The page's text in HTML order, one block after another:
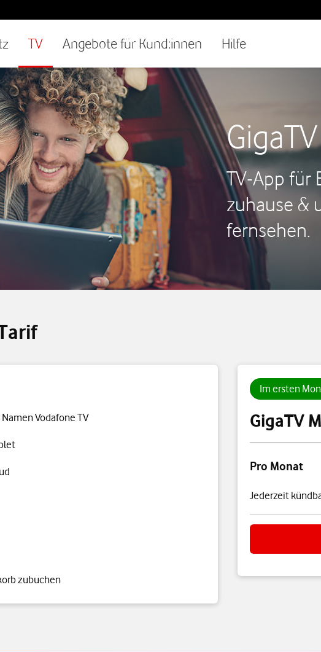
TV Angebote für Kund:innen Hilfe
TV-App für
zuhause &
fernsehen.
Vodafone TV
zubuchen
Im ersten
GigaTV
Preisübersicht
Pro Monat
Jederzeit